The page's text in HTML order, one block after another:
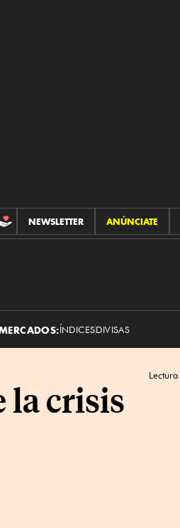
CONTRIBUCIONES
NEWSLETTER ANÚNCIATE
ÍNDICESDIVISAS
Lectura
la crisis